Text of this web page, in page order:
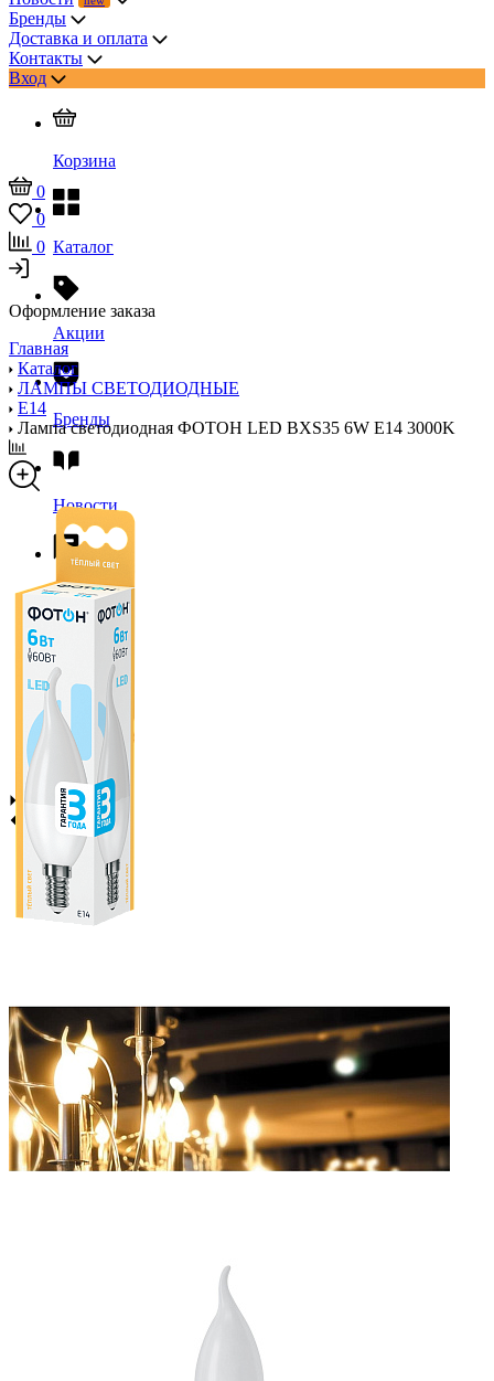
Бренды
Доставка и оплата
Контакты
Вход
Корзина
Каталог
Акции
Бренды
Новости
Блог
Помощь
Контакты
0
0
0
Оформление заказа
Главная
Каталог
ЛАМПЫ СВЕТОДИОДНЫЕ
E14
Лампа светодиодная ФОТОН LED BXS35 6W E14 3000K